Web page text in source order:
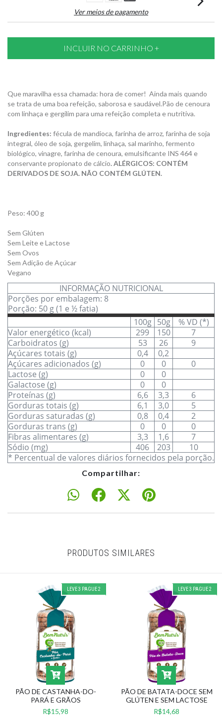
Ver meios de pagamento
Que maravilha essa chamada: hora de comer! Ainda mais quando
se trata de uma boa refeição, saborosa e saudável.Pão de cenoura
com linhaça e gergilim para uma refeição completa e nutritiva.
Ingredientes: fécula de mandioca, farinha de arroz, farinha de soja
integral, óleo de soja, gergelim, linhaça, sal marinho, fermento
biológico, vinagre, farinha de cenoura, emulsificante INS 464 e
conservante propionato de cálcio. ALÉRGICOS: CONTÉM
DERIVADOS DE SOJA. NÃO CONTÉM GLÚTEN.
Peso: 400 g
Sem Glúten
Sem Leite e Lactose
Sem Ovos
Sem Adição de Açúcar
Vegano
INFORMAÇÃO NUTRICIONAL
Porções por embalagem: 8
Porção: 50 g (1 e ½ fatia)
100g 50g
% VD (*)
Valor energético (kcal)
299 150
7
Carboidratos (g)
53 26
9
Açúcares totais (g)
0,4
0,2
Açúcares adicionados (g)
0 0
0
Lactose (g)
0
0
Galactose (g)
0
0
Proteínas (g)
6,6 3,3
6
Gorduras totais (g)
6,1 3,0
5
Gorduras saturadas (g)
0,8 0,4
2
Gorduras trans (g)
0 0
0
Fibras alimentares (g)
3,3 1,6
7
Sódio (mg)
406 203
10
* Percentual de valores diários fornecidos pela porção.
Compartilhar:
PRODUTOS SIMILARES
LEVE 3 PAGUE 2
PÃO DE CASTANHA-DO-
PARÁ E GRÃOS
R$15,98
LEVE 3 PAGUE 2
PÃO DE BATATA-DOCE SEM
GLÚTEN E SEM LACTOSE
R$14,68